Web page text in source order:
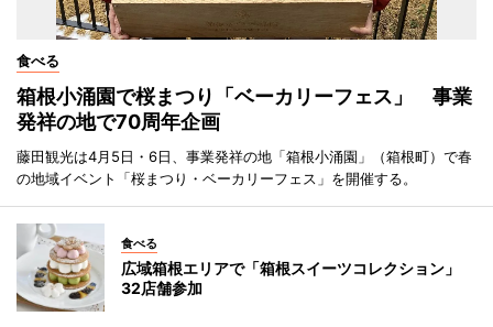
食べる
箱根小涌園で桜まつり「ベーカリーフェス」 事業
発祥の地で70周年企画
藤田観光は4月5日・6日、事業発祥の地「箱根小涌園」（箱根町）で春
の地域イベント「桜まつり・ベーカリーフェス」を開催する。
食べる
広域箱根エリアで「箱根スイーツコレクション」
32店舗参加